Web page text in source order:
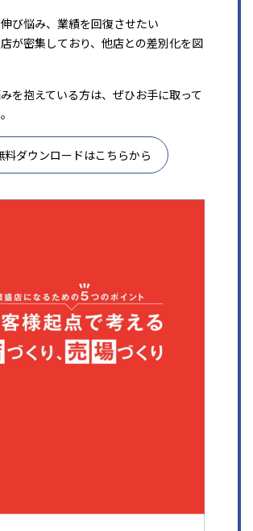
び悩み、業績を回復させたい
が密集しており、他店との差別化を図
を抱えている方は、ぜひお手に取って
料ダウンロードはこちらから